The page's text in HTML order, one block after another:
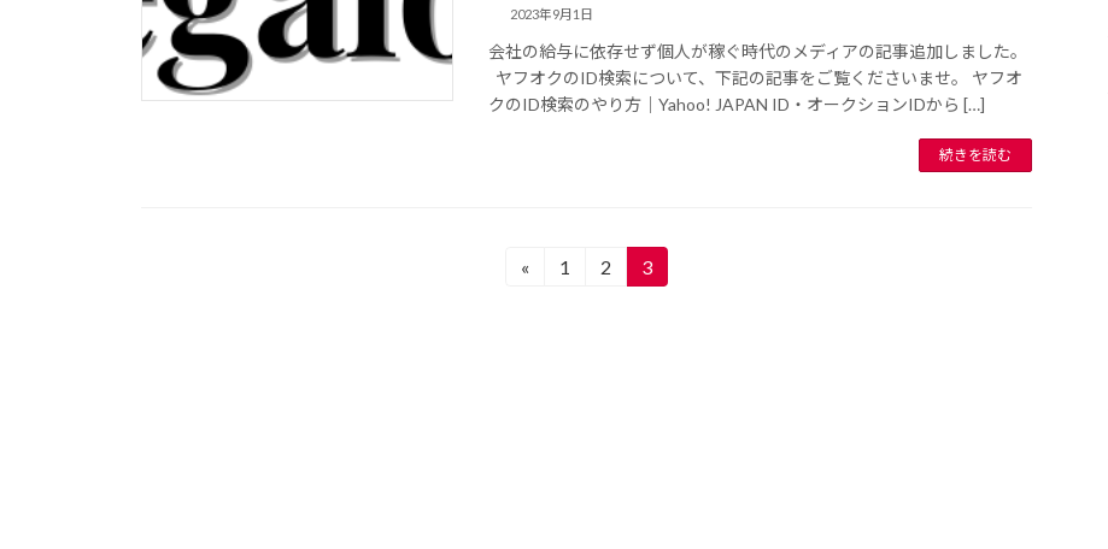
2023年9月1日
会社の給与に依存せず個人が稼ぐ時代のメディアの記事追加しました。
ヤフオクのID検索について、下記の記事をご覧くださいませ。 ヤフオ
クのID検索のやり方｜Yahoo! JAPAN ID・オークションIDから […]
続きを読む
«
固
1
固
2
固
3